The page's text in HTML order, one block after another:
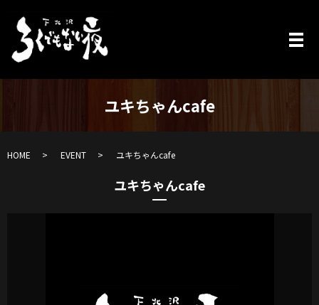
ユキちゃんcafe
HOME EVENT ユキちゃんcafe
ユキちゃんcafe